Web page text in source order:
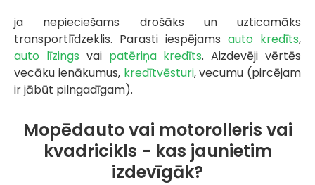
ja nepieciešams drošāks un uzticamāks
transportlīdzeklis. Parasti iespējams auto kredīts,
auto līzings vai patēriņa kredīts. Aizdevēji vērtēs
vecāku ienākumus, kredītvēsturi, vecumu (pircējam
ir jābūt pilngadīgam).
Mopēdauto vai motorolleris vai
kvadricikls - kas jaunietim
izdevīgāk?